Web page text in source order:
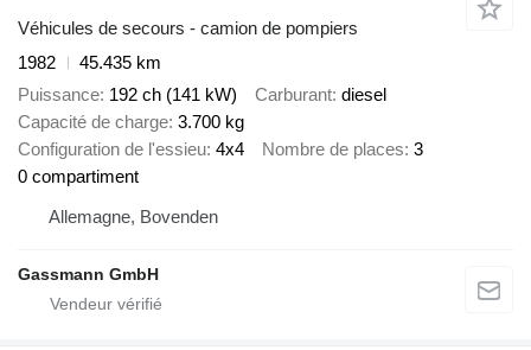
Véhicules de secours - camion de pompiers
1982
45.435 km
Puissance 192 ch (141 kW) Carburant diesel
Capacité de charge 3.700 kg
Configuration de l'essieu 4x4 Nombre de places 3
0 compartiment
Allemagne, Bovenden
Gassmann GmbH